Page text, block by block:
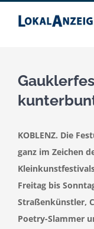
Inhalt
KOBLENZ. Die
ganz im Zeichen
Kleinkunstfestivals
Freitag bis
Straßenkünstler,
Poetry-Slammer